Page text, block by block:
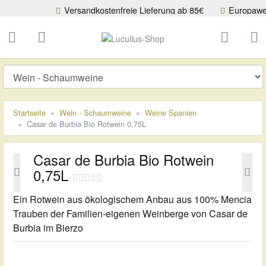
Versandkostenfreie Lieferung ab 85€ Europaweiter Versand
schließen
Suche
Startseite Wein - Schaumweine
Weine Spanien
Casar de Burbia Bio Rotwein 0,75L
Casar de Burbia Bio Rotwein
0,75L
Ein Rotwein aus ökologischem Anbau aus 100% Mencia
Trauben der Familien-eigenen Weinberge von Casar de
Burbia im Bierzo